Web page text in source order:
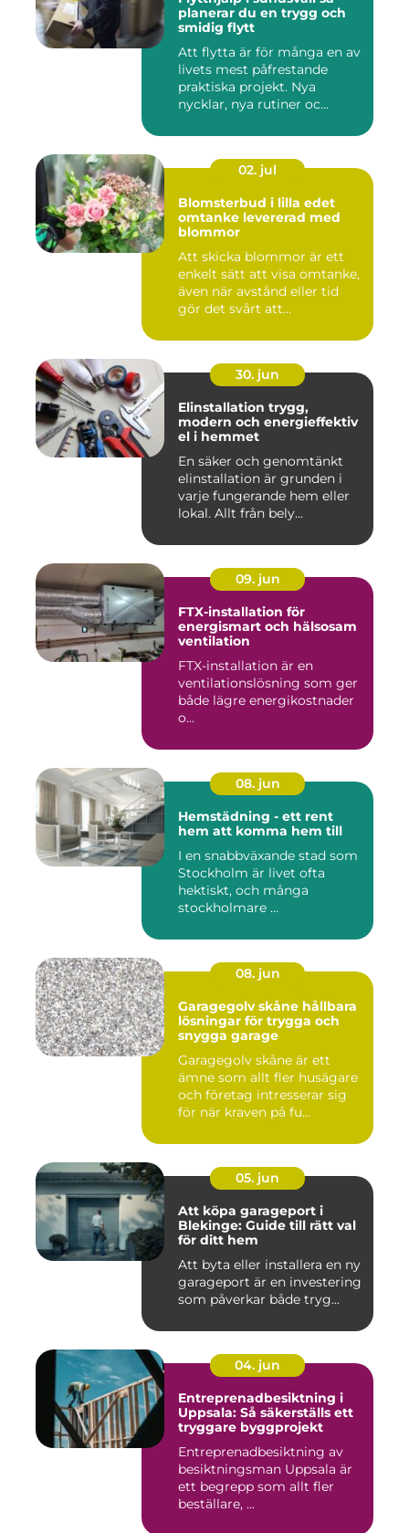
planerar du en trygg och
smidig flytt
Att flytta är för många en av
livets mest påfrestande
praktiska projekt. Nya
nycklar, nya rutiner oc...
02. jul
Blomsterbud i lilla edet
omtanke levererad med
blommor
Att skicka blommor är ett
enkelt sätt att visa omtanke,
även när avstånd eller tid
gör det svårt att...
30. jun
Elinstallation trygg,
modern och energieffektiv
el i hemmet
En säker och genomtänkt
elinstallation är grunden i
varje fungerande hem eller
lokal. Allt från bely...
09. jun
FTX-installation för
energismart och hälsosam
ventilation
FTX-installation är en
ventilationslösning som ger
både lägre energikostnader
o...
08. jun
Hemstädning - ett rent
hem att komma hem till
I en snabbväxande stad som
Stockholm är livet ofta
hektiskt, och många
stockholmare ...
08. jun
Garagegolv skåne hållbara
lösningar för trygga och
snygga garage
Garagegolv skåne är ett
ämne som allt fler husägare
och företag intresserar sig
för när kraven på fu...
05. jun
Att köpa garageport i
Blekinge: Guide till rätt val
för ditt hem
Att byta eller installera en ny
garageport är en investering
som påverkar både tryg...
04. jun
Entreprenadbesiktning i
Uppsala: Så säkerställs ett
tryggare byggprojekt
Entreprenadbesiktning av
besiktningsman Uppsala är
ett begrepp som allt fler
beställare, ...